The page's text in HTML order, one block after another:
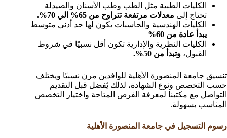
الكليات الطبية مثل الطب وطب الأسنان والصيدلة
تحتاج إلى معدلات مرتفعة تتراوح من 65% الي 70%.
الكليات الهندسية والحاسبات يكون لها حد أدنى متوسط
يبدأ عادة من 60%
الكليات النظرية والإدارية تكون أقل نسبيًا في شروط
القبول، وتبدأ من 50%.
تنسيق جامعة المنصورة الأهلية للوافدين مرن نسبيًا ويختلف
حسب التخصص ونوع الشهادة، لذلك يُفضل قبل التقديم
التواصل مع مكتبنا لمعرفة الفرص المتاحة واختيار التخصص
المناسب بسهولة.
رسوم التسجيل في جامعة المنصورة الأهلية